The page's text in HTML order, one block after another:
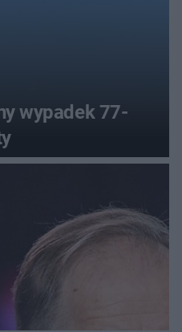
wypadek 77-